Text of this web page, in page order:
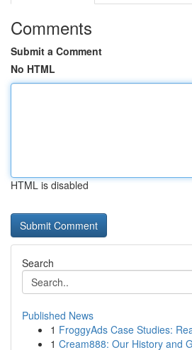
Comments
Submit a Comment
No HTML
HTML is disabled
Search
Published News
1 FroggyAds Case Studies:
1 Cream888: Our History and